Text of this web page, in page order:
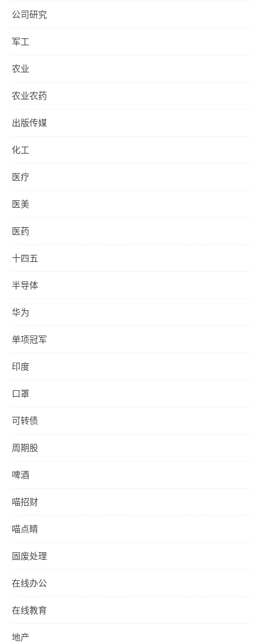
公司研究
军工
农业
农业农药
出版传媒
化工
医疗
医美
医药
十四五
半导体
华为
单项冠军
印度
口罩
可转债
周期股
啤酒
喵招财
喵点睛
固废处理
在线办公
在线教育
地产